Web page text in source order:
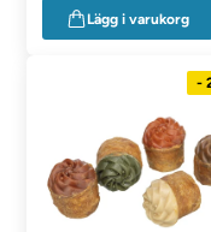
Lägg i varukorg
-